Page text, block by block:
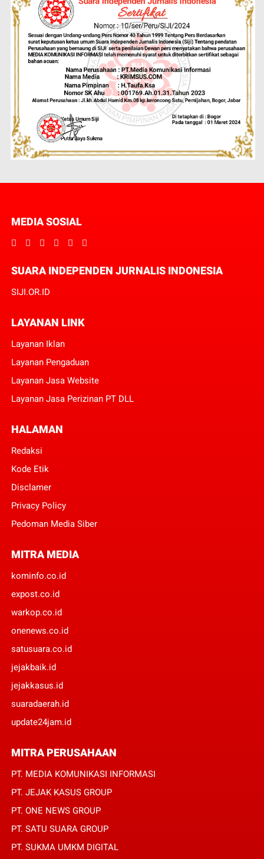
MEDIA SOSIAL
SUARA INDEPENDEN JURNALIS INDONESIA
SIJI.OR.ID
LAYANAN LINK
Layanan Iklan
Layanan Pengaduan
Layanan Jasa Website
Layanan Jasa Perizinan PT DLL
HALAMAN
Redaksi
Kode Etik
Disclamer
Privacy Policy
Pedoman Media Siber
MITRA MEDIA
kominfo.co.id
expost.co.id
warkop.co.id
onenews.co.id
satusuara.co.id
jejakbaik.id
jejakkasus.id
suaradaerah.id
update24jam.id
MITRA PERUSAHAAN
PT. MEDIA KOMUNIKASI INFORMASI
PT. JEJAK KASUS GROUP
PT. ONE NEWS GROUP
PT. SATU SUARA GROUP
PT. SUKMA UMKM DIGITAL